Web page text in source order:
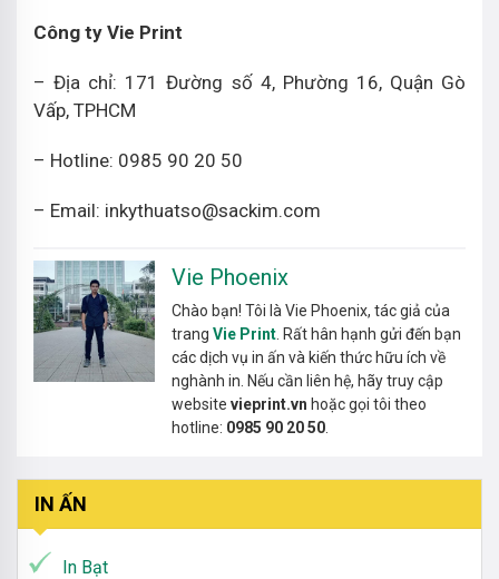
Công ty Vie Print
– Địa chỉ: 171 Đường số 4, Phường 16, Quận Gò
Vấp, TPHCM
– Hotline: 0985 90 20 50
– Email: inkythuatso@sackim.com
Vie Phoenix
Chào bạn! Tôi là Vie Phoenix, tác giả của
trangVie Print . Rất hân hạnh gửi đến bạn
các dịch vụ in ấn và kiến thức hữu ích về
nghành in. Nếu cần liên hệ, hãy truy cập
websitevieprint.vn hoặc gọi tôi theo
hotline: 0985 90 20 50
IN ẤN
In Bạt